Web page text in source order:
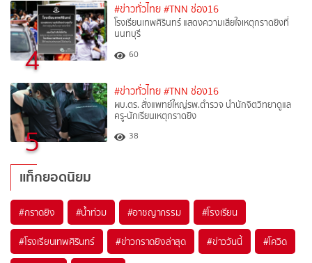
4
#ข่าวทั่วไทย #TNN ช่อง16
โรงเรียนเทพศิรินทร์ แสดงความเสียใจเหตุกราดยิงที่
นนทบุรี
60
5
#ข่าวทั่วไทย #TNN ช่อง16
ผบ.ตร. สั่งแพทย์ใหญ่รพ.ตำรวจ นำนักจิตวิทยาดูแล
ครู-นักเรียนเหตุกราดยิง
38
แท็กยอดนิยม
#กราดยิง #น้ำท่วม #อาชญากรรม #โรงเรียน
#โรงเรียนเทพศิรินทร์ #ข่าวกราดยิงล่าสุด #ข่าววันนี้ #โควิด